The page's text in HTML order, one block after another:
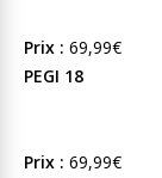
Prix : 69,99€
PEGI 18
Prix : 69,99€